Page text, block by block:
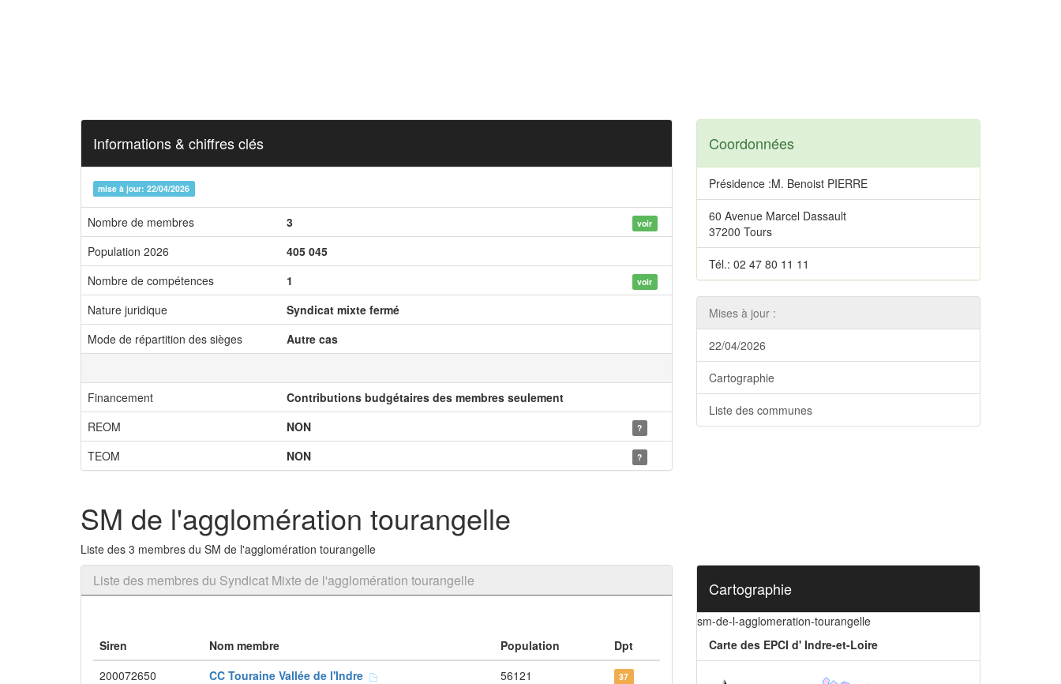
Informations & chiffres clés
mise à jour: 22/04/2026
Nombre de membres 3 voir
Population 2026
405 045
Nombre de compétences
1 voir
Nature juridique
Syndicat mixte fermé
Mode de répartition des sièges
Autre cas
Financement
Contributions budgétaires des membres seulement
REOM
NON ?
TEOM NON ?
Coordonnées
Présidence :M. Benoist PIERRE
60 Avenue Marcel Dassault
37200 Tours
Tél.: 02 47 80 11 11
Mises à jour :
22/04/2026
Cartographie
Liste des communes
SM de l'agglomération tourangelle
Liste des 3 membres du SM de l'agglomération tourangelle
Liste des membres du Syndicat Mixte de l'agglomération tourangelle
Siren Nom membre Population
Dpt
200072650
CC Touraine Vallée de l'Indre 56121 37
Cartographie
sm-de-l-agglomeration-tourangelle
Carte des EPCI d' Indre-et-Loire